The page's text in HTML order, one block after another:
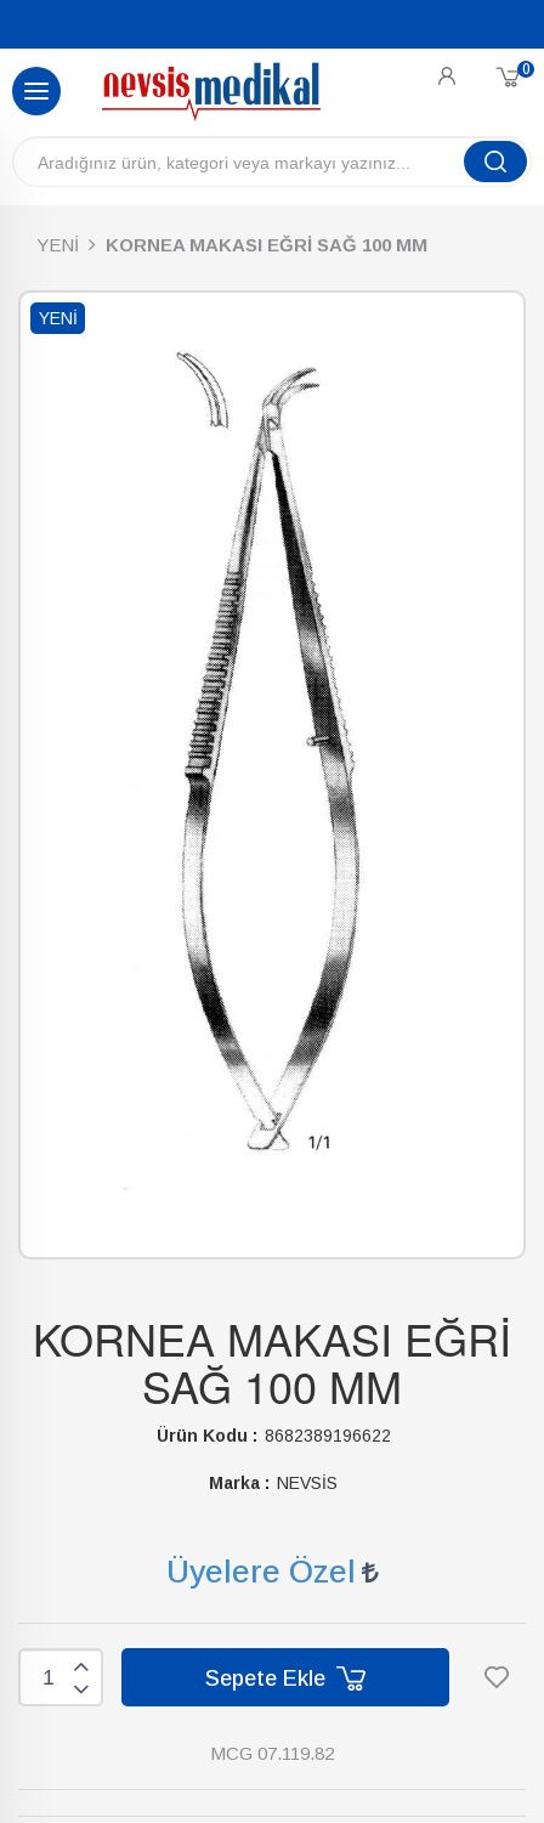
0
YENİ KORNEA MAKASI EĞRİ SAĞ 100 MM
YENI
KORNEA MAKASI EĞRİ
SAĞ 100 MM
Ürün Kodu : 8682389196622
Marka : NEVSİS
Üyelere Özel
Sepete Ekle
MCG 07.119.82